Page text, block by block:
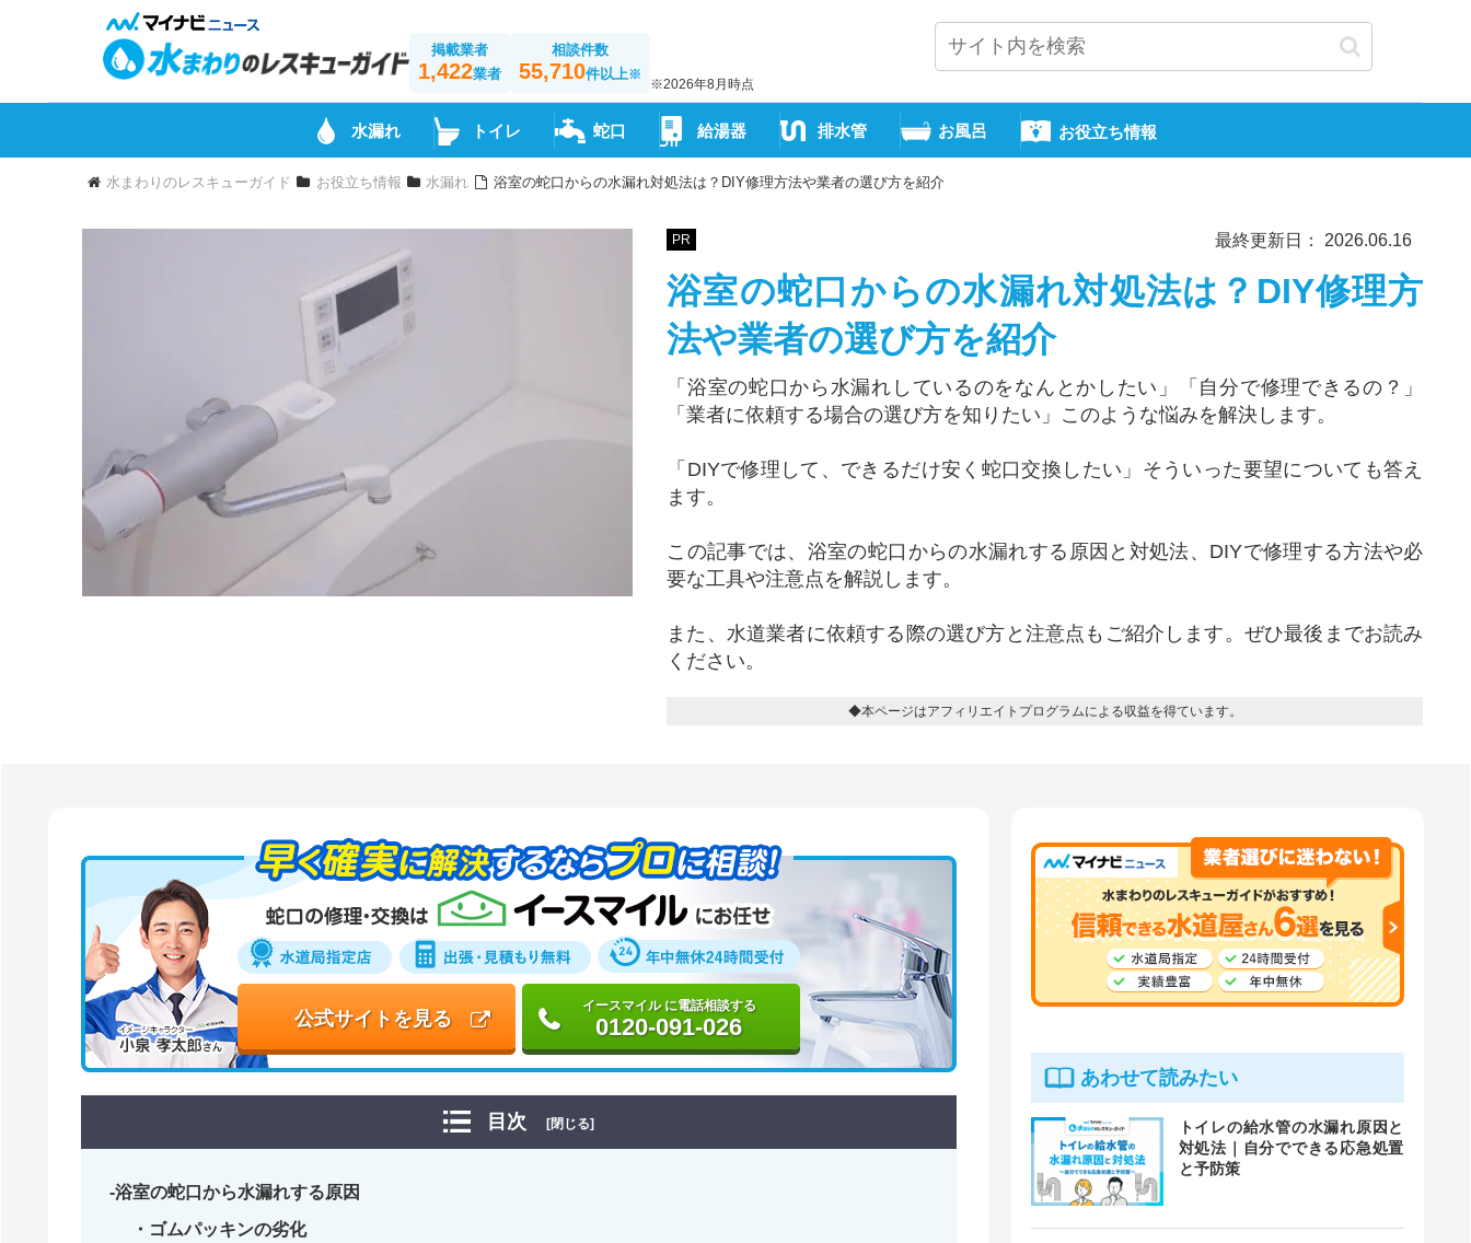
掲載業者
1,422業者
相談件数
55,710件以上※
※2026年8月時点
水漏れ トイレ 蛇口 給湯器 排水管 お風呂 お役立ち情報
水まわりのレスキューガイド お役立ち情報 水漏れ 浴室の蛇口からの水漏れ対処法は？DIY修理方法や業者の選び方を紹介
PR 最終更新日： 2026.06.16
浴室の蛇口からの水漏れ対処法は？DIY修理方
法や業者の選び方を紹介
「浴室の蛇口から水漏れしているのをなんとかしたい」「自分で修理できるの？」
「業者に依頼する場合の選び方を知りたい」このような悩みを解決します。
「DIYで修理して、できるだけ安く蛇口交換したい」そういった要望についても答え
ます。
この記事では、浴室の蛇口からの水漏れする原因と対処法、DIYで修理する方法や必
要な工具や注意点を解説します。
また、水道業者に依頼する際の選び方と注意点もご紹介します。ぜひ最後までお読み
ください。
◆本ページはアフィリエイトプログラムによる収益を得ています。
公式サイトを見る
イースマイル に電話相談する
0120-091-026
目次 [閉じる]
浴室の蛇口から水漏れする原因
ゴムパッキンの劣化
あわせて読みたい
トイレの給水管の水漏れ原因と
対処法｜自分でできる応急処置
と予防策